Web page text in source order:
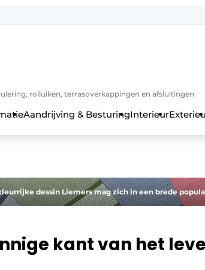
rolluiken, terrasoverkappingen en afsluitingen
Aandrijving & BesturingInterieur
dessin Liemers mag zich in een brede
kant van het